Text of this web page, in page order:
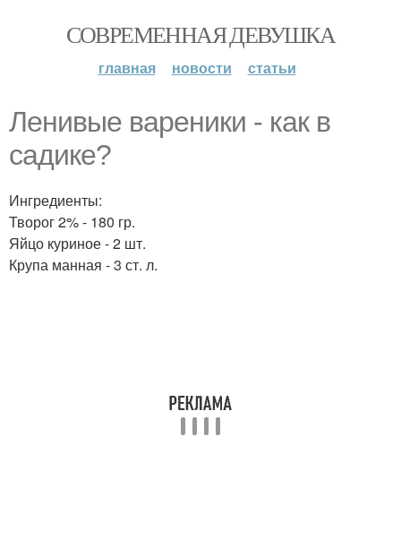
СОВРЕМЕННАЯ ДЕВУШКА
главная новости статьи
Ленивые вареники - как в
садике?
Ингредиенты:
Творог 2% - 180 гр.
Яйцо куриное - 2 шт.
Крупа манная - 3 ст. л.